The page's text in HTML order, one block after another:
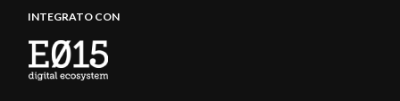
INTEGRATO CON